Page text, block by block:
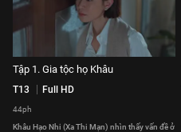
Tập 1. Gia tộc họ Khâu
T13 Full HD
44ph
Khâu Hạo Nhi (Xa Thi Mạn) nhìn thấy vấn đề ở